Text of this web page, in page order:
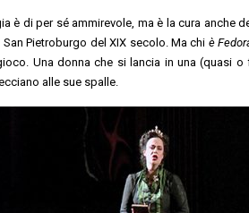
è di per sé ammirevole, ma è la cura anche
San Pietroburgo del XIX secolo.Ma chi è
Una donna che si lancia in una (quasi
alle sue spalle.